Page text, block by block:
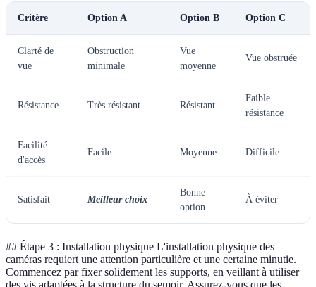
Critère Option A Option B Option C
Clarté de
vue
Obstruction
minimale
Vue
moyenne
Vue obstruée
Résistance Très résistant Résistant
Faible
résistance
Facilité
d'accès
Facile Moyenne Difficile
Satisfait Meilleur choix
Bonne
option
À éviter
## Étape 3 : Installation physique L'installation physique des
caméras requiert une attention particulière et une certaine minutie.
Commencez par fixer solidement les supports, en veillant à utiliser
des vis adaptées à la structure du semoir. Assurez-vous que les